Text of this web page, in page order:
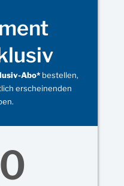
Abo* bestellen,
erscheinenden